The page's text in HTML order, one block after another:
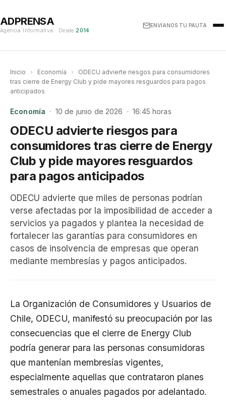
ADPRENSA
Agencia Informativa · Desde 2014
ENVÍANOS TU PAUTA
Inicio › Economía ›
ODECU advierte riesgos para consumidores
tras cierre de Energy Club y pide mayores resguardos para pagos
anticipados
Economía · 10 de junio de 2026 · 16:45 horas
ODECU advierte riesgos para
consumidores tras cierre de Energy
Club y pide mayores resguardos
para pagos anticipados
ODECU advierte que miles de personas podrían
verse afectadas por la imposibilidad de acceder a
servicios ya pagados y plantea la necesidad de
fortalecer las garantías para consumidores en
casos de insolvencia de empresas que operan
mediante membresías y pagos anticipados.
La Organización de Consumidores y Usuarios de
Chile, ODECU, manifestó su preocupación por las
consecuencias que el cierre de Energy Club
podría generar para las personas consumidoras
que mantenían membresías vigentes,
especialmente aquellas que contrataron planes
semestrales o anuales pagados por adelantado.